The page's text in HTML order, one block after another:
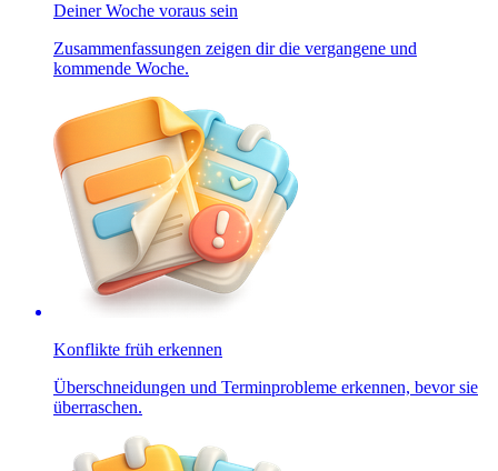
Deiner Woche voraus sein
Zusammenfassungen zeigen dir die vergangene und
kommende Woche.
Konflikte früh erkennen
Überschneidungen und Terminprobleme erkennen, bevor sie
überraschen.